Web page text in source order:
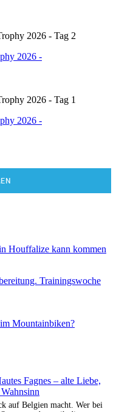
2026 -
2026 -
Houffalize kann kommen
Trainingswoche
Mountainbiken?
Fagnes – alte Liebe,
auf Belgien macht. Wer bei